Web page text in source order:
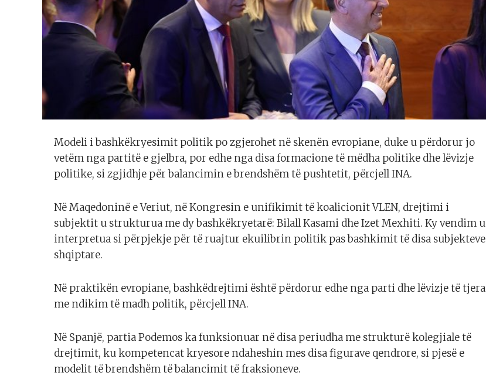
Modeli i bashkëkryesimit politik po zgjerohet në skenën evropiane, duke u përdorur jo
vetëm nga partitë e gjelbra, por edhe nga disa formacione të mëdha politike dhe lëvizje
politike, si zgjidhje për balancimin e brendshëm të pushtetit, përcjell INA.
Në Maqedoninë e Veriut, në Kongresin e unifikimit të koalicionit VLEN, drejtimi i
subjektit u strukturua me dy bashkëkryetarë: Bilall Kasami dhe Izet Mexhiti. Ky vendim u
interpretua si përpjekje për të ruajtur ekuilibrin politik pas bashkimit të disa subjekteve
shqiptare.
Në praktikën evropiane, bashkëdrejtimi është përdorur edhe nga parti dhe lëvizje të tjera
me ndikim të madh politik, përcjell INA.
Në Spanjë, partia Podemos ka funksionuar në disa periudha me strukturë kolegjiale të
drejtimit, ku kompetencat kryesore ndaheshin mes disa figurave qendrore, si pjesë e
modelit të brendshëm të balancimit të fraksioneve.